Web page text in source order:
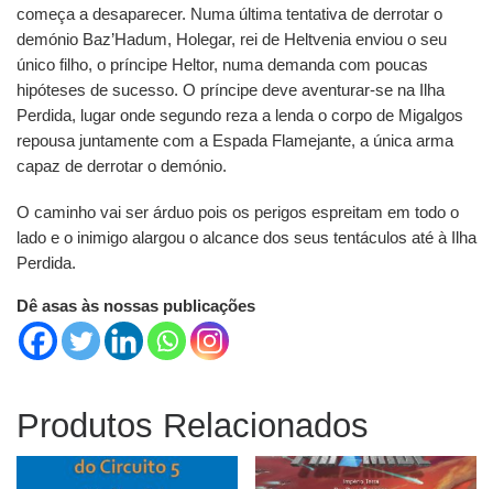
começa a desaparecer. Numa última tentativa de derrotar o
demónio Baz’Hadum, Holegar, rei de Heltvenia enviou o seu
único filho, o príncipe Heltor, numa demanda com poucas
hipóteses de sucesso. O príncipe deve aventurar-se na Ilha
Perdida, lugar onde segundo reza a lenda o corpo de Migalgos
repousa juntamente com a Espada Flamejante, a única arma
capaz de derrotar o demónio.
O caminho vai ser árduo pois os perigos espreitam em todo o
lado e o inimigo alargou o alcance dos seus tentáculos até à Ilha
Perdida.
Dê asas às nossas publicações
Produtos Relacionados